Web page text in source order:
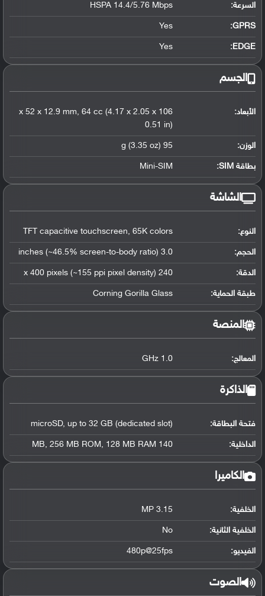
السرعة: HSPA 14.4/5.76 Mbps
GPRS:
Yes
EDGE:
Yes
الجسم
الأبعاد:
106 x 52 x 12.9 mm, 64 cc (4.17 x 2.05 x
0.51 in)
الوزن: 95 g (3.35 oz)
بطاقة SIM: Mini-SIM
الشاشة
النوع: TFT capacitive touchscreen, 65K colors
الحجم: 3.0 inches (~46.5% screen-to-body ratio)
الدقة: 240 x 400 pixels (~155 ppi pixel density)
طبقة الحماية: Corning Gorilla Glass
المنصة
المعالج:
1.0 GHz
الذاكرة
فتحة البطاقة: microSD, up to 32 GB (dedicated slot)
الداخلية: 140 MB, 256 MB ROM, 128 MB RAM
الكاميرا
الخلفية: 3.15 MP
الخلفية الثانية: No
الفيديو: 480p@25fps
الصوت